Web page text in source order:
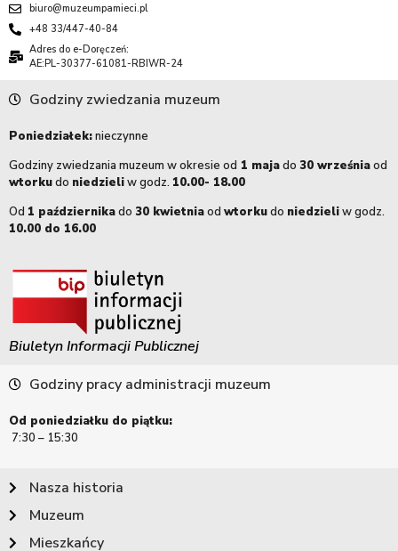
biuro@muzeumpamieci.pl
+48 33/447-40-84
Adres do e-Doręczeń:
AE:PL-30377-61081-RBIWR-24
Godziny zwiedzania muzeum
Poniedziałek:nieczynne
Godziny zwiedzania muzeum w okresie od 1 majado 30 wrześniaod
wtorkudo niedzieliw godz. 10.00- 18.00
Od 1 październikado 30 kwietniaod wtorkudo niedzieliw godz.
10.00 do 16.00
Biuletyn Informacji Publicznej
Godziny pracy administracji muzeum
Od poniedziałku do piątku:
7:30 – 15:30
Nasza historia
Muzeum
Mieszkańcy